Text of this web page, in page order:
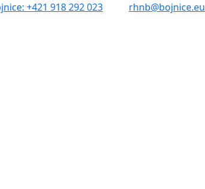
+421 918 292 023 rhnb@bojnice.eu